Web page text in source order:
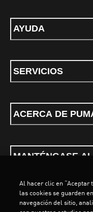
AYUDA
SERVICIOS
ACERCA DE
MANTÉNGASE
Al hacer clic en “Aceptar
las cookies se guarden
navegación del sitio,